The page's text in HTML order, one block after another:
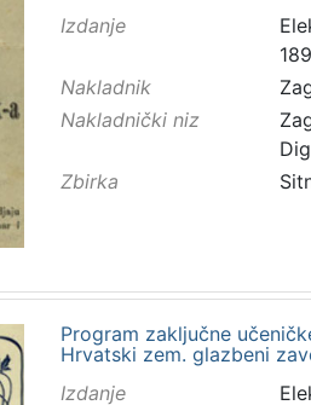
Izdanje
Nakladnik
Nakladnički niz
Zbirka
Program zaključne
Hrvatski zem. glazbeni
Izdanje